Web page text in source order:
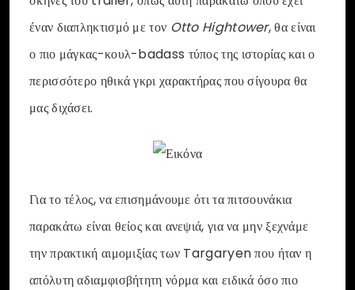
έναν διαπληκτισμό με τον Otto Hightower, θα είναι
ο πιο μάγκας-κουλ-badass τύπος της ιστορίας και ο
περισσότερο ηθικά γκρι χαρακτήρας που σίγουρα θα
μας διχάσει.
Για το τέλος, να επισημάνουμε ότι τα πιτσουνάκια
παρακάτω είναι θείος και ανεψιά, για να μην ξεχνάμε
την πρακτική αιμομιξίας των Targaryen που ήταν η
απόλυτη αδιαμφισβήτητη νόρμα και ειδικά όσο πιο